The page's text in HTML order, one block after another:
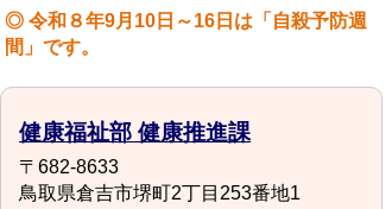
◎ 令和８年9月10日～16日は「自殺予防週
間」です。
健康福祉部 健康推進課
〒682-8633
鳥取県倉吉市堺町2丁目253番地1